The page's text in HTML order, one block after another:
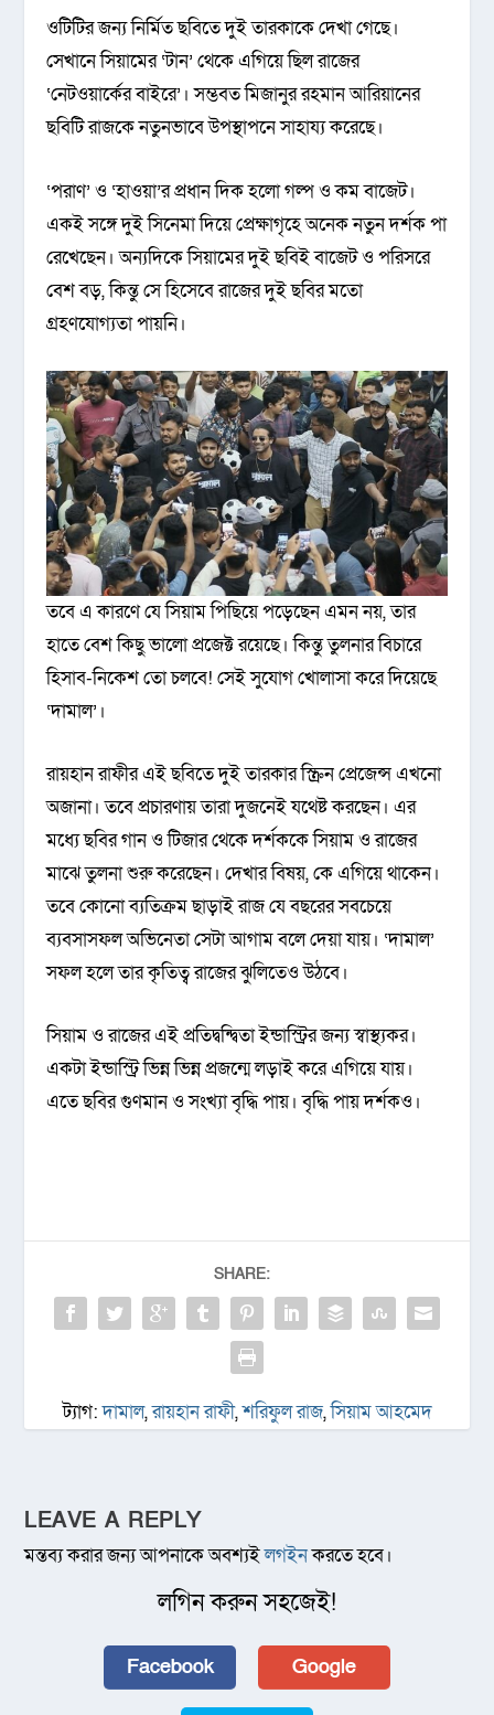
ওটিটির জন্য নির্মিত ছবিতে দুই তারকাকে দেখা গেছে।
সেখানে সিয়ামের ‘টান’ থেকে এগিয়ে ছিল রাজের
‘নেটওয়ার্কের বাইরে’। সম্ভবত মিজানুর রহমান আরিয়ানের
ছবিটি রাজকে নতুনভাবে উপস্থাপনে সাহায্য করেছে।
‘পরাণ’ ও ‘হাওয়া’র প্রধান দিক হলো গল্প ও কম বাজেট।
একই সঙ্গে দুই সিনেমা দিয়ে প্রেক্ষাগৃহে অনেক নতুন দর্শক পা
রেখেছেন। অন্যদিকে সিয়ামের দুই ছবিই বাজেট ও পরিসরে
বেশ বড়, কিন্তু সে হিসেবে রাজের দুই ছবির মতো
গ্রহণযোগ্যতা পায়নি।
তবে এ কারণে যে সিয়াম পিছিয়ে পড়েছেন এমন নয়, তার
হাতে বেশ কিছু ভালো প্রজেক্ট রয়েছে। কিন্তু তুলনার বিচারে
হিসাব-নিকেশ তো চলবে! সেই সুযোগ খোলাসা করে দিয়েছে
‘দামাল’।
রায়হান রাফীর এই ছবিতে দুই তারকার স্ক্রিন প্রেজেন্স এখনো
অজানা। তবে প্রচারণায় তারা দুজনেই যথেষ্ট করছেন। এর
মধ্যে ছবির গান ও টিজার থেকে দর্শককে সিয়াম ও রাজের
মাঝে তুলনা শুরু করেছেন। দেখার বিষয়, কে এগিয়ে থাকেন।
তবে কোনো ব্যতিক্রম ছাড়াই রাজ যে বছরের সবচেয়ে
ব্যবসাসফল অভিনেতা সেটা আগাম বলে দেয়া যায়। ‘দামাল’
সফল হলে তার কৃতিত্ব রাজের ঝুলিতেও উঠবে।
সিয়াম ও রাজের এই প্রতিদ্বন্দ্বিতা ইন্ডাস্ট্রির জন্য স্বাস্থ্যকর।
একটা ইন্ডাস্ট্রি ভিন্ন ভিন্ন প্রজন্মে লড়াই করে এগিয়ে যায়।
এতে ছবির গুণমান ও সংখ্যা বৃদ্ধি পায়। বৃদ্ধি পায় দর্শকও।
SHARE:
ট্যাগ:দামাল,রায়হান রাফী,শরিফুল রাজ,সিয়াম আহমেদ
LEAVE A REPLY
মন্তব্য করার জন্য আপনাকে অবশ্যইলগইনকরতে হবে।
লগিন করুন সহজেই!
Facebook Google